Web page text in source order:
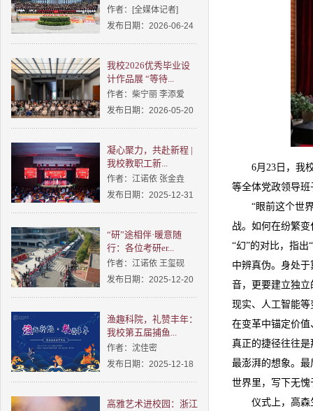
作者：[全媒体记者]
发布日期：2026-06-24
我校2026优秀毕业设
计作品展 “等待...
作者：柴宁丽 李添爱
发布日期：2026-05-20
凝心聚力，共赴新程 |
我校教职工新...
作者：江诺依 张金垚
发布日期：2025-12-31
“研”途相伴·暖意随
行：各位考研er...
作者：江诺依 王玺砚
发布日期：2025-12-20
渔趣科院，礼赞丰年：
我校第五届捕鱼...
作者：沈佳密
发布日期：2025-12-18
高雅艺术进校园：浙江
6月23日，我
等全体党政领导
“眼前这个世
战。如何在纷繁
“幻”的对比，指
中辨真伪。身处
音，更要建立独
现实、人工智能等
在变革中锚定价
真正的捷径往往
最澎湃的想象。
世界里，写下无
仪式上，高森